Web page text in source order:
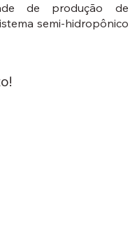
de produção de
semi-hidropônico